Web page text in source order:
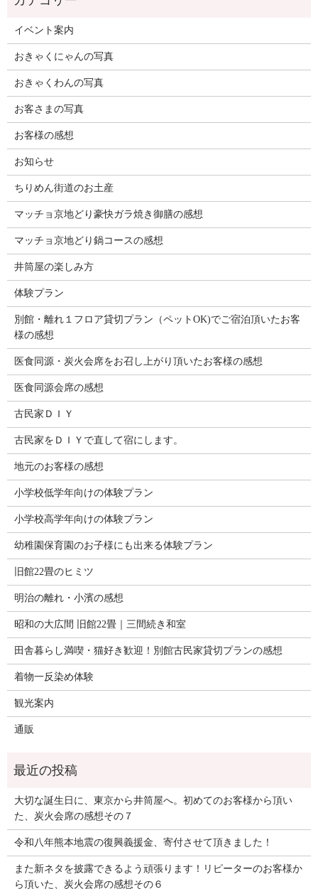
イベント案内
おきゃくにゃんの写真
おきゃくわんの写真
お客さまの写真
お客様の感想
お知らせ
ちりめん街道のお土産
マッチョ京地どり豪快ガラ焼き御膳の感想
マッチョ京地どり鍋コースの感想
井筒屋の楽しみ方
体験プラン
別館・離れ１フロア貸切プラン（ペットOK)でご宿泊頂いたお客
様の感想
医食同源・炭火会席をお召し上がり頂いたお客様の感想
医食同源会席の感想
古民家ＤＩＹ
古民家をＤＩＹで直して宿にします。
地元のお客様の感想
小学校低学年向けの体験プラン
小学校高学年向けの体験プラン
幼稚園保育園のお子様にも出来る体験プラン
旧館22畳のヒミツ
明治の離れ・小濱の感想
昭和の大広間 旧館22畳｜三間続き和室
田舎暮らし満喫・猫好き歓迎！別館古民家貸切プランの感想
着物一反染め体験
観光案内
通販
大切な誕生日に、東京から井筒屋へ。初めてのお客様から頂い
た、炭火会席の感想その７
令和八年熊本地震の復興義援金、寄付させて頂きました！
また新ネタを披露できるよう頑張ります！リピーターのお客様か
ら頂いた、炭火会席の感想その６